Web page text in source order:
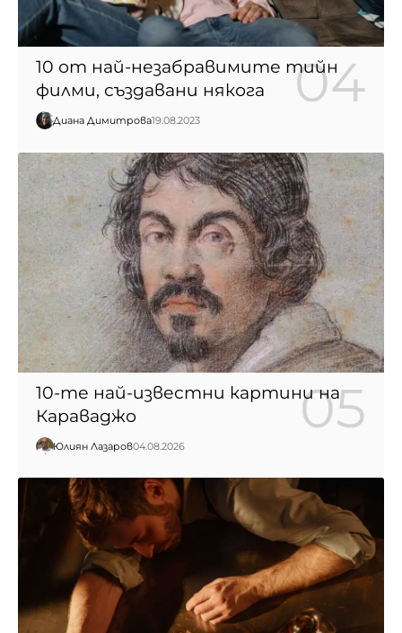
10 от най-незабравимите тийн
филми, създавани някога
Диана Димитрова19.08.2023
10-те най-известни картини на
Караваджо
Юлиян Лазаров04.08.2026